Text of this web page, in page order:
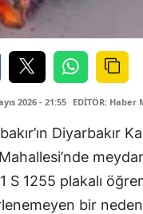
2026 - 21:55 EDİTÖR: Haber
Diyarbakır
S 1255 plakalı
bir